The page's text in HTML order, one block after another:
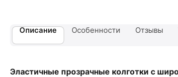
Описание Особенности Отзывы
Эластичные прозрачные колготки с